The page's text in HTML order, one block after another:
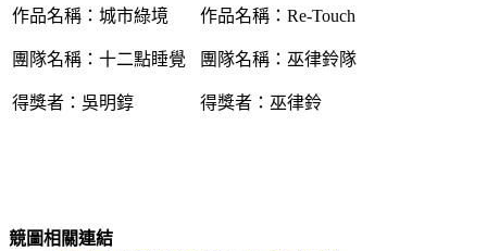
作品名稱：城市綠境
團隊名稱：十二點睡覺
得獎者：吳明錞
作品名稱：Re-Touch
團隊名稱：巫律鈴隊
得獎者：巫律鈴
競圖相關連結